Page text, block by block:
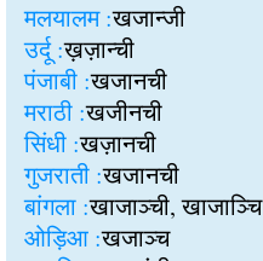
मलयालम :खजान्जी
उर्दू :ख़ज़ान्ची
पंजाबी :खजानची
मराठी :खजीनची
सिंधी :खज़ानची
गुजराती :खजानची
बांगला :खाजाञ्ची, खाजाञ्चि
ओड़िआ :खजाञ्च